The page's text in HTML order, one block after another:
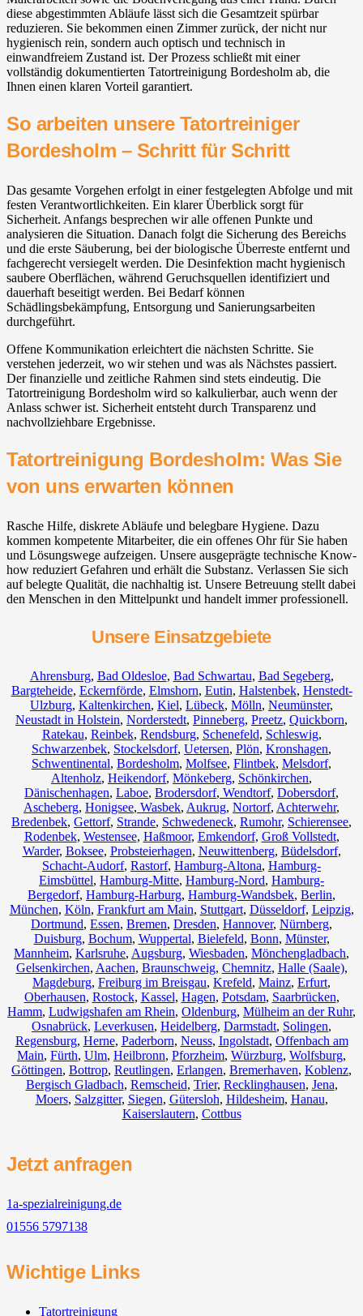
diese abgestimmten Abläufe lässt sich die Gesamtzeit spürbar
reduzieren. Sie bekommen einen Zimmer zurück, der nicht nur
hygienisch rein, sondern auch optisch und technisch in
einwandfreiem Zustand ist. Der Prozess schließt mit einer
vollständig dokumentierten Tatortreinigung Bordesholm ab, die
Ihnen einen klaren Vorteil garantiert.
So arbeiten unsere Tatortreiniger
Bordesholm – Schritt für Schritt
Das gesamte Vorgehen erfolgt in einer festgelegten Abfolge und mit
festen Verantwortlichkeiten. Ein klarer Überblick sorgt für
Sicherheit. Anfangs besprechen wir alle offenen Punkte und
analysieren die Situation. Danach folgt die Sicherung des Bereichs
und die erste Säuberung, bei der biologische Überreste entfernt und
fachgerecht versiegelt werden. Die Desinfektion macht hygienisch
saubere Oberflächen, während Geruchsquellen identifiziert und
dauerhaft beseitigt werden. Bei Bedarf können
Schädlingsbekämpfung, Entsorgung und Sanierungsarbeiten
durchgeführt.
Offene Kommunikation erleichtert die nächsten Schritte. Sie
verstehen jederzeit, wo wir stehen und was als Nächstes passiert.
Der finanzielle und zeitliche Rahmen sind stets eindeutig. Die
Tatortreinigung Bordesholm wird so kalkulierbar, auch wenn der
Anlass schwer ist. Sicherheit entsteht durch Transparenz und
nachvollziehbare Ergebnisse.
Tatortreinigung Bordesholm: Was Sie
von uns erwarten können
Rasche Hilfe, diskrete Abläufe und belegbare Hygiene. Dazu
kommen kompetente Mitarbeiter, die ein offenes Ohr für Sie haben
und Lösungswege aufzeigen. Unsere ausgeprägte technische Know-
how reduziert Gefahren und erhält die Substanz. Verlassen Sie sich
auf belegte Qualität, die nachhaltig ist. Unsere Betreuung stellt dabei
den Menschen in den Mittelpunkt und handelt immer professionell.
Unsere Einsatzgebiete
Ahrensburg, Bad Oldesloe, Bad Schwartau, Bad Segeberg,
Bargteheide, Eckernförde, Elmshorn, Eutin, Halstenbek, Henstedt-
Ulzburg, Kaltenkirchen, Kiel, Lübeck, Mölln, Neumünster,
Neustadt in Holstein, Norderstedt, Pinneberg, Preetz, Quickborn,
Ratekau, Reinbek, Rendsburg, Schenefeld, Schleswig,
Schwarzenbek, Stockelsdorf, Uetersen, Plön, Kronshagen,
Schwentinental, Bordesholm, Molfsee, Flintbek, Melsdorf,
Altenholz, Heikendorf, Mönkeberg, Schönkirchen,
Dänischenhagen, Laboe, Brodersdorf, Wendtorf, Dobersdorf,
Ascheberg, Honigsee, Wasbek, Aukrug, Nortorf, Achterwehr,
Bredenbek, Gettorf, Strande, Schwedeneck, Rumohr, Schierensee,
Rodenbek, Westensee, Haßmoor, Emkendorf, Groß Vollstedt,
Warder, Boksee, Probsteierhagen, Neuwittenberg, Büdelsdorf,
Schacht-Audorf, Rastorf, Hamburg-Altona, Hamburg-
Eimsbüttel, Hamburg-Mitte, Hamburg-Nord, Hamburg-
Bergedorf, Hamburg-Harburg, Hamburg-Wandsbek, Berlin,
München, Köln, Frankfurt am Main, Stuttgart, Düsseldorf, Leipzig,
Dortmund, Essen, Bremen, Dresden, Hannover, Nürnberg,
Duisburg, Bochum, Wuppertal, Bielefeld, Bonn, Münster,
Mannheim, Karlsruhe, Augsburg, Wiesbaden, Mönchengladbach,
Gelsenkirchen, Aachen, Braunschweig, Chemnitz⁠, Halle (Saale),
Magdeburg, Freiburg im Breisgau, Krefeld, Mainz, Erfurt,
Oberhausen, Rostock, Kassel, Hagen, Potsdam, Saarbrücken,
Hamm, Ludwigshafen am Rhein, Oldenburg, Mülheim an der Ruhr,
Osnabrück, Leverkusen, Heidelberg, Darmstadt, Solingen,
Regensburg, Herne, Paderborn, Neuss, Ingolstadt, Offenbach am
Main, Fürth, Ulm, Heilbronn, Pforzheim, Würzburg, Wolfsburg,
Göttingen, Bottrop, Reutlingen, Erlangen, Bremerhaven, Koblenz,
Bergisch Gladbach, Remscheid, Trier, Recklinghausen, Jena,
Moers, Salzgitter, Siegen, Gütersloh, Hildesheim, Hanau,
Kaiserslautern, Cottbus
Jetzt anfragen
1a-spezialreinigung.de
01556 5797138
Wichtige Links
Tatortreinigung